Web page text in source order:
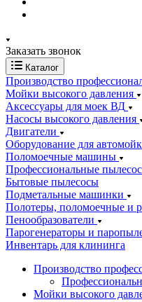
Заказать звонок
Каталог
Производство
Мойки высокого давления
Аксессуары для моек ВД
Насосы высокого давления
Двигатели
Оборудование для
Поломоечные машины
Профессиональные
Бытовые пылесосы
Подметальные машинки
Полотеры, поломоечные и
Пенообразователи
Парогенераторы и
Инвентарь для клининга
Производство
Мойки высокого